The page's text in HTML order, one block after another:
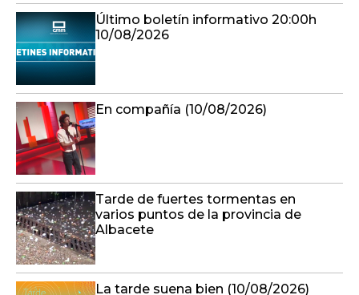
Último boletín informativo 20:00h
10/08/2026
En compañía (10/08/2026)
Tarde de fuertes tormentas en
varios puntos de la provincia de
Albacete
La tarde suena bien (10/08/2026)